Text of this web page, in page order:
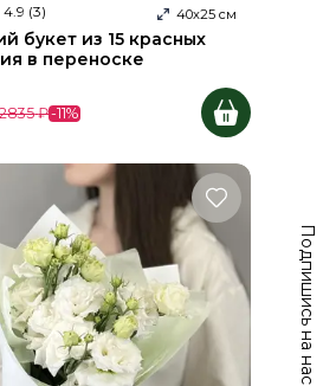
4.9 (3) 40х25см
букет из 15 красных
в переноске
2835 ₽-11%
Подпишись на нас